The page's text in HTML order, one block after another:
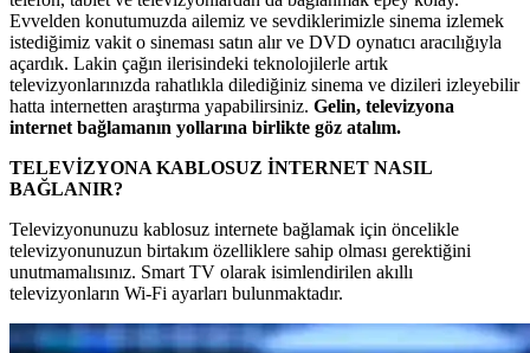
Evvelden konutumuzda ailemiz ve sevdiklerimizle sinema izlemek
istediğimiz vakit o sineması satın alır ve DVD oynatıcı aracılığıyla
açardık. Lakin çağın ilerisindeki teknolojilerle artık
televizyonlarınızda rahatlıkla dilediğiniz sinema ve dizileri izleyebilir
hatta internetten araştırma yapabilirsiniz. Gelin, televizyona
internet bağlamanın yollarına birlikte göz atalım.
TELEVİZYONA KABLOSUZ İNTERNET NASIL
BAĞLANIR?
Televizyonunuzu kablosuz internete bağlamak için öncelikle
televizyonunuzun birtakım özelliklere sahip olması gerektiğini
unutmamalısınız. Smart TV olarak isimlendirilen akıllı
televizyonların Wi-Fi ayarları bulunmaktadır.